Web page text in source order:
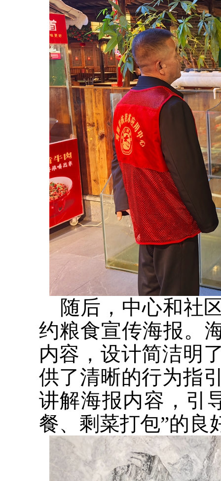
随后，中心和社
约粮食宣传海报。
内容，设计简洁明
供了清晰的行为指
讲解海报内容，引
餐、剩菜打包”的良